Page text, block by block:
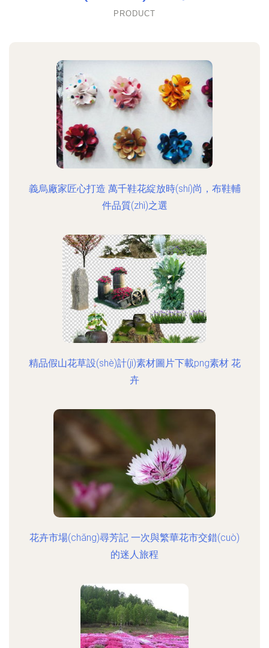
PRODUCT
義烏廠家匠心打造 萬千鞋花綻放時(shí)尚，布鞋輔
件品質(zhì)之選
精品假山花草設(shè)計(jì)素材圖片下載png素材 花
卉
花卉市場(chǎng)尋芳記 一次與繁華花市交錯(cuò)
的迷人旅程